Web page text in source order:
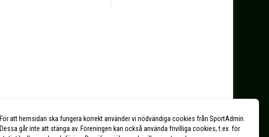
För att hemsidan ska fungera korrekt använder vi nödvändiga cookies från SportAdmin.
Dessa går inte att stänga av. Föreningen kan också använda frivilliga cookies, t.ex. för